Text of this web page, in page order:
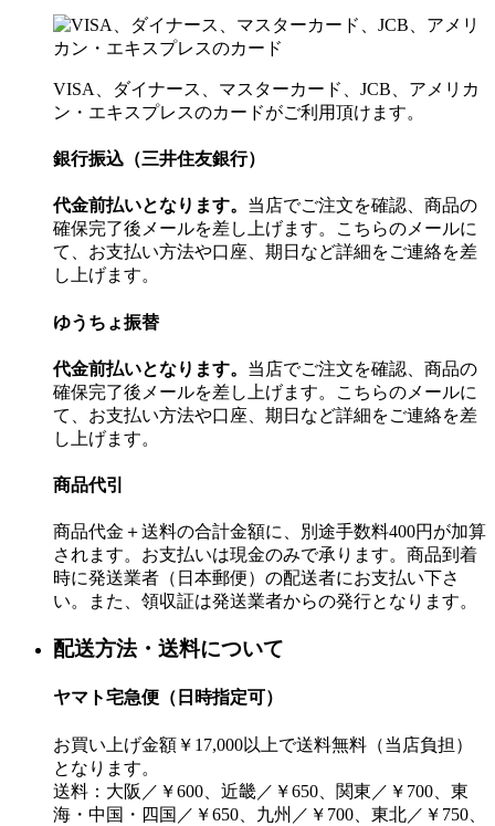
VISA、ダイナース、マスターカード、JCB、アメリカ
ン・エキスプレスのカードがご利用頂けます。
銀行振込（三井住友銀行）
代金前払いとなります。 当店でご注文を確認、商品の
確保完了後メールを差し上げます。こちらのメールに
て、お支払い方法や口座、期日など詳細をご連絡を差
し上げます。
ゆうちょ振替
代金前払いとなります。 当店でご注文を確認、商品の
確保完了後メールを差し上げます。こちらのメールに
て、お支払い方法や口座、期日など詳細をご連絡を差
し上げます。
商品代引
商品代金＋送料の合計金額に、別途手数料400円が加算
されます。お支払いは現金のみで承ります。商品到着
時に発送業者（日本郵便）の配送者にお支払い下さ
い。また、領収証は発送業者からの発行となります。
配送方法・送料について
ヤマト宅急便（日時指定可）
お買い上げ金額￥17,000以上で送料無料（当店負担）
となります。
送料：大阪／￥600、近畿／￥650、関東／￥700、東
海・中国・四国／￥650、九州／￥700、東北／￥750、